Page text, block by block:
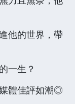
他的世界，帶
一生？
體佳評如潮◎